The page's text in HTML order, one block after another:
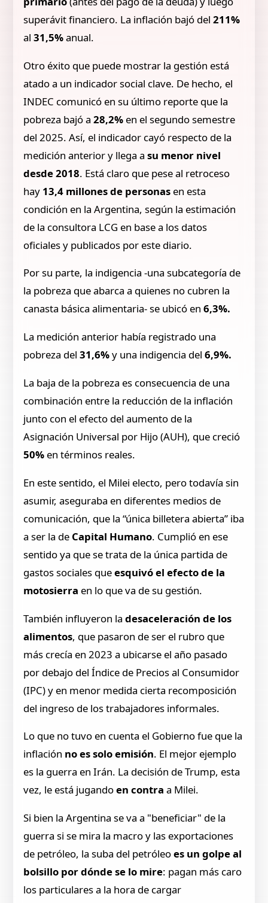
superávit financiero. La inflación bajó del 211%
al 31,5%anual.
Otro éxito que puede mostrar la gestión está
atado a un indicador social clave. De hecho, el
INDEC comunicó en su último reporte que la
pobreza bajó a28,2% en el segundo semestre
del 2025. Así, el indicador cayó respecto de la
medición anterior y llega asu menor nivel
desde 2018. Está claro que pese al retroceso
hay 13,4 millones de personas en esta
condición en la Argentina, según la estimación
de la consultora LCG en base a los datos
oficiales y publicados por este diario.
Por su parte, la indigencia -una subcategoría de
la pobreza que abarca a quienes no cubren la
canasta básica alimentaria- se ubicó en6,3%.
La medición anterior había registrado una
pobreza del31,6%y una indigencia del6,9%.
La baja de la pobreza es consecuencia de una
combinación entre la reducción de la inflación
junto con el efecto del aumento de la
Asignación Universal por Hijo (AUH), que creció
50% en términos reales.
En este sentido, el Milei electo, pero todavía sin
asumir, aseguraba en diferentes medios de
comunicación, que la “única billetera abierta” iba
a ser la de Capital Humano. Cumplió en ese
sentido ya que se trata de la única partida de
gastos sociales queesquivó el efecto de la
motosierra en lo que va de su gestión.
También influyeron ladesaceleración de los
alimentos, que pasaron de ser el rubro que
más crecía en 2023 a ubicarse el año pasado
por debajo del Índice de Precios al Consumidor
(IPC) y en menor medida cierta recomposición
del ingreso de los trabajadores informales.
Lo que no tuvo en cuenta el Gobierno fue que la
inflación no es solo emisión. El mejor ejemplo
es la guerra en Irán. La decisión de Trump, esta
vez, le está jugandoen contra a Milei.
Si bien la Argentina se va a "beneficiar" de la
guerra si se mira la macro y las exportaciones
de petróleo, la suba del petróleoes un golpe al
bolsillo por dónde se lo mire: pagan más caro
los particulares a la hora de cargar